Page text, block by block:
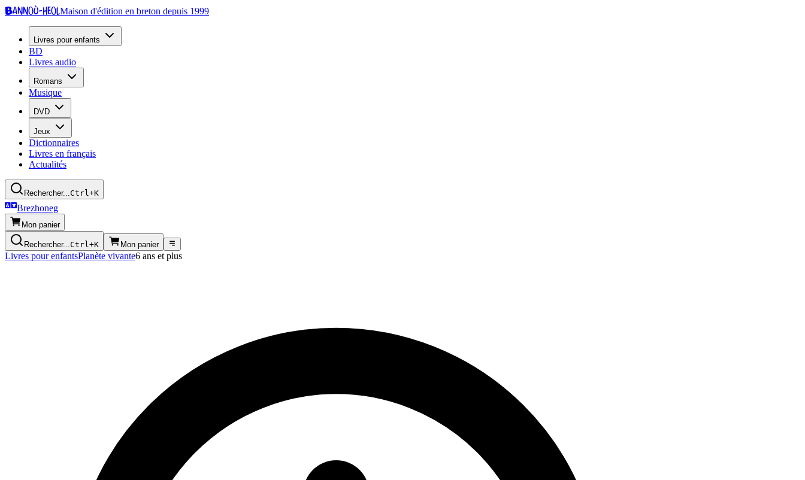
Bannoù-heolMaison d'édition en breton depuis 1999
Livres pour enfants
BD
Livres audio
Romans
Musique
DVD
Jeux
Dictionnaires
Livres en français
Actualités
Rechercher...Ctrl+K
Brezhoneg
Mon panier
Rechercher...Ctrl+K Mon panier
Livres pour enfantsPlanète vivante6 ans et plus